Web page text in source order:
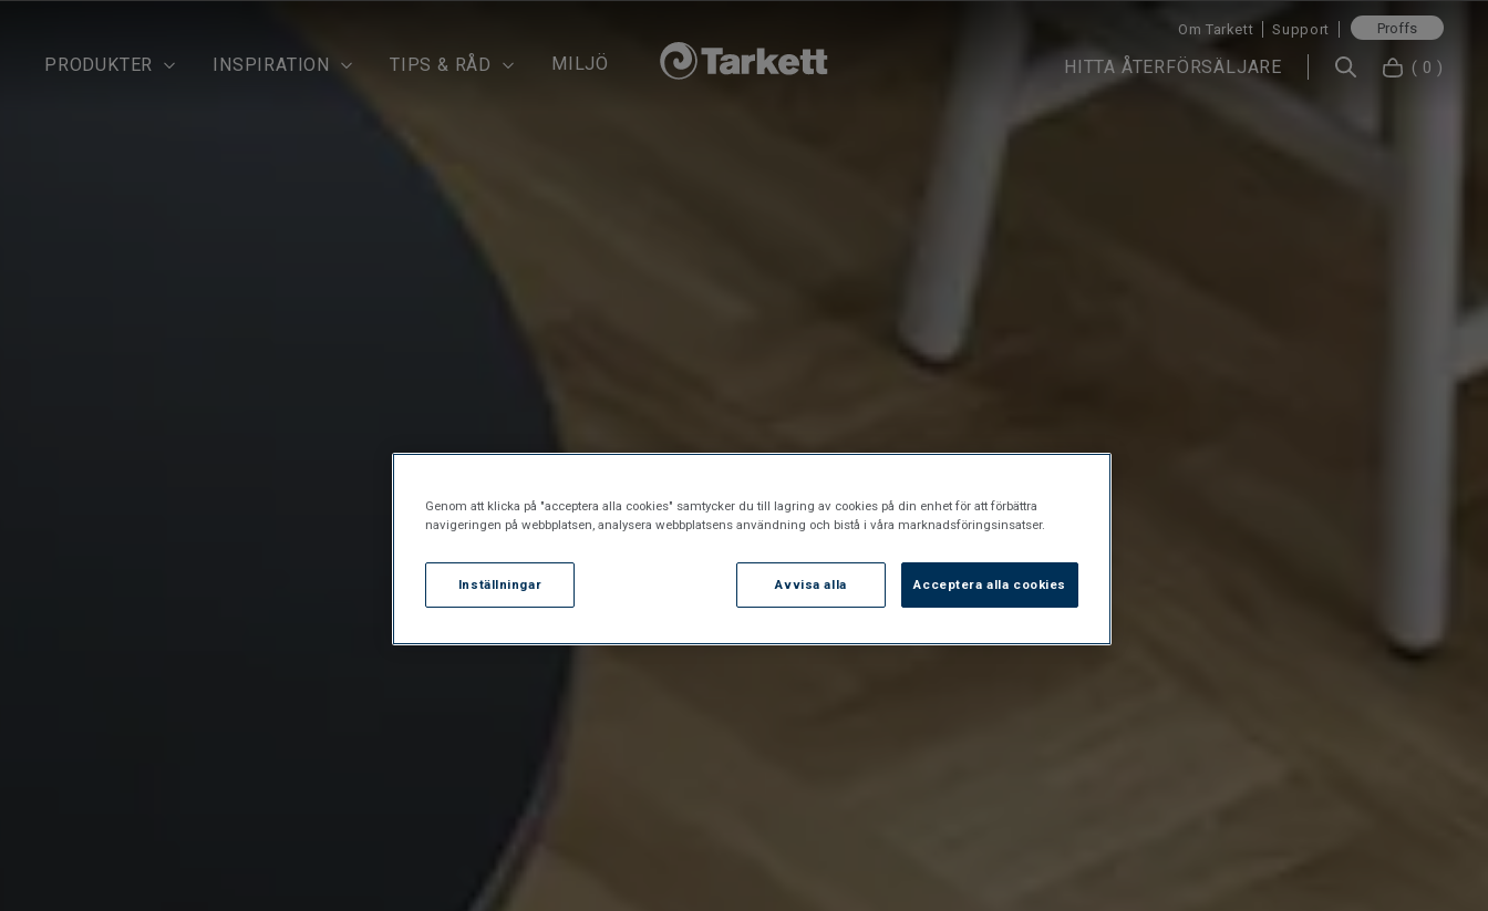
PRODUKTER INSPIRATION TIPS & RÅD MILJÖ
Om Tarkett Support Proffs
HITTA ÅTERFÖRSÄLJARE ( 0 )
Genom att klicka på "acceptera alla cookies" samtycker du till lagring av cookies på din enhet för att förbättra
navigeringen på webbplatsen, analysera webbplatsens användning och bistå i våra marknadsföringsinsatser.
Avvisa alla Acceptera alla cookies
Inställningar